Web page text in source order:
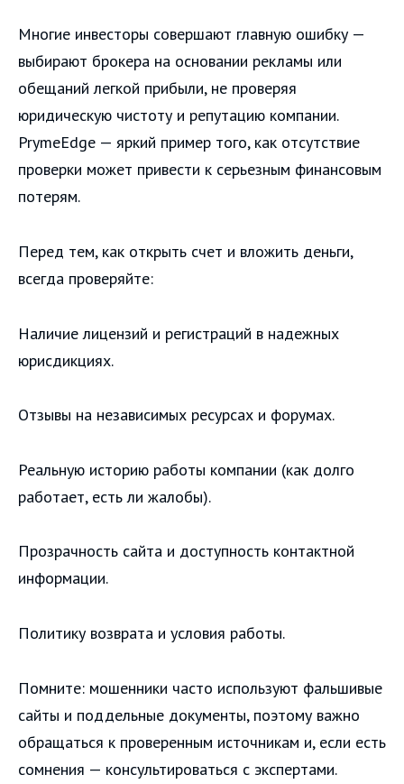
Многие инвесторы совершают главную ошибку —
выбирают брокера на основании рекламы или
обещаний легкой прибыли, не проверяя
юридическую чистоту и репутацию компании.
PrymeEdge — яркий пример того, как отсутствие
проверки может привести к серьезным финансовым
потерям.
Перед тем, как открыть счет и вложить деньги,
всегда проверяйте:
Наличие лицензий и регистраций в надежных
юрисдикциях.
Отзывы на независимых ресурсах и форумах.
Реальную историю работы компании (как долго
работает, есть ли жалобы).
Прозрачность сайта и доступность контактной
информации.
Политику возврата и условия работы.
Помните: мошенники часто используют фальшивые
сайты и поддельные документы, поэтому важно
обращаться к проверенным источникам и, если есть
сомнения — консультироваться с экспертами.